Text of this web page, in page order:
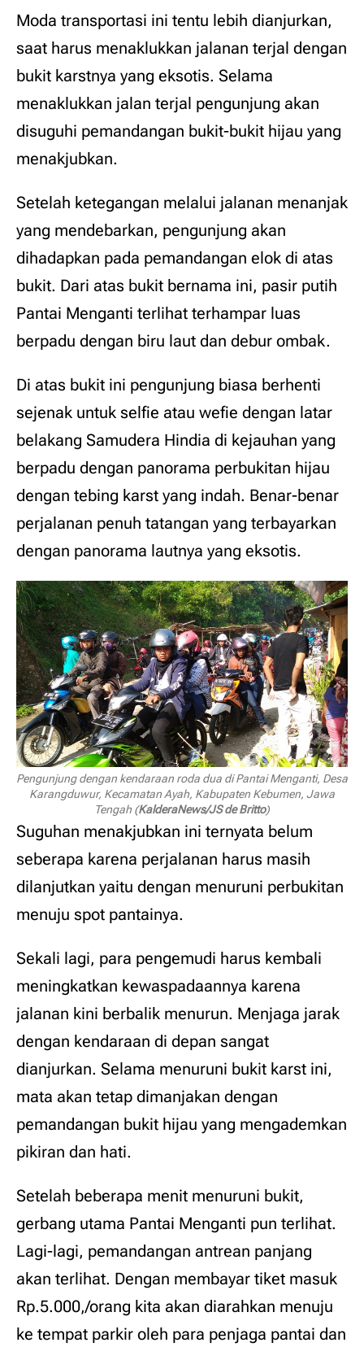
Moda transportasi ini tentu lebih dianjurkan,
saat harus menaklukkan jalanan terjal dengan
bukit karstnya yang eksotis. Selama
menaklukkan jalan terjal pengunjung akan
disuguhi pemandangan bukit-bukit hijau yang
menakjubkan.
Setelah ketegangan melalui jalanan menanjak
yang mendebarkan, pengunjung akan
dihadapkan pada pemandangan elok di atas
bukit. Dari atas bukit bernama ini, pasir putih
Pantai Menganti terlihat terhampar luas
berpadu dengan biru laut dan debur ombak.
Di atas bukit ini pengunjung biasa berhenti
sejenak untuk selfie atau wefie dengan latar
belakang Samudera Hindia di kejauhan yang
berpadu dengan panorama perbukitan hijau
dengan tebing karst yang indah. Benar-benar
perjalanan penuh tatangan yang terbayarkan
dengan panorama lautnya yang eksotis.
Pengunjung dengan kendaraan roda dua di Pantai Menganti, Desa
Karangduwur, Kecamatan Ayah, Kabupaten Kebumen, Jawa
Tengah (KalderaNews/JS de Britto)
Suguhan menakjubkan ini ternyata belum
seberapa karena perjalanan harus masih
dilanjutkan yaitu dengan menuruni perbukitan
menuju spot pantainya.
Sekali lagi, para pengemudi harus kembali
meningkatkan kewaspadaannya karena
jalanan kini berbalik menurun. Menjaga jarak
dengan kendaraan di depan sangat
dianjurkan. Selama menuruni bukit karst ini,
mata akan tetap dimanjakan dengan
pemandangan bukit hijau yang mengademkan
pikiran dan hati.
Setelah beberapa menit menuruni bukit,
gerbang utama Pantai Menganti pun terlihat.
Lagi-lagi, pemandangan antrean panjang
akan terlihat. Dengan membayar tiket masuk
Rp.5.000,/orang kita akan diarahkan menuju
ke tempat parkir oleh para penjaga pantai dan